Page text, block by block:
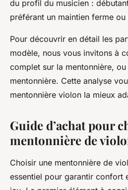
du profil du musicien :
préférant un maintien ferme
Pour découvrir en détail les
modèle, nous vous invitons à
complet sur la mentonnière,
mentonnière. Cette analyse
mentonnière violon la mieux
Guide d’achat pour
mentonnière de
Choisir une mentonnière de
essentiel pour garantir confort